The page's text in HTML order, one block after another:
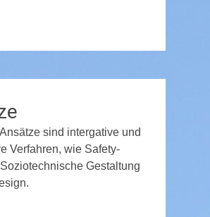
sind intergative und
Verfahren, wie Safety-
Gestaltung